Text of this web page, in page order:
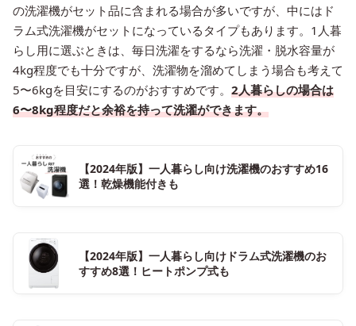
の洗濯機がセット品に含まれる場合が多いですが、中にはド
ラム式洗濯機がセットになっているタイプもあります。1人暮
らし用に選ぶときは、毎日洗濯をするなら洗濯・脱水容量が
4kg程度でも十分ですが、洗濯物を溜めてしまう場合も考えて
5〜6kgを目安にするのがおすすめです。 2人暮らしの場合は
6〜8kg程度だと余裕を持って洗濯ができます。
【2024年版】一人暮らし向け洗濯機のおすすめ16
選！乾燥機能付きも
【2024年版】一人暮らし向けドラム式洗濯機のお
すすめ8選！ヒートポンプ式も